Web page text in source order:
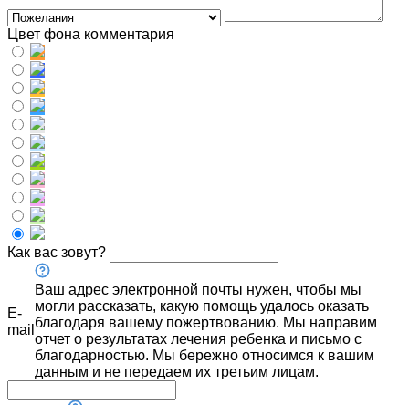
Цвет фона комментария
Как вас зовут?
E-
mail
Ваш адрес электронной почты нужен, чтобы мы
могли рассказать, какую помощь удалось оказать
благодаря вашему пожертвованию. Мы направим
отчет о результатах лечения ребенка и письмо с
благодарностью. Мы бережно относимся к вашим
данным и не передаем их третьим лицам.